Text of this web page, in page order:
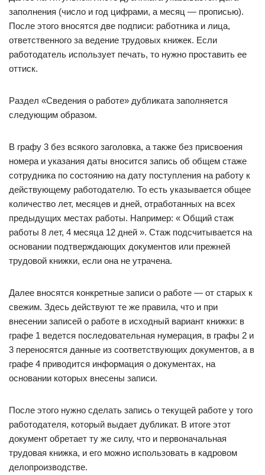
заполнения (число и год цифрами, а месяц — прописью).
После этого вносятся две подписи: работника и лица,
ответственного за ведение трудовых книжек. Если
работодатель использует печать, то нужно проставить ее
оттиск.
Раздел «Сведения о работе» дубликата заполняется
следующим образом.
В графу 3 без всякого заголовка, а также без присвоения
номера и указания даты вносится запись об общем стаже
сотрудника по состоянию на дату поступления на работу к
действующему работодателю. То есть указывается общее
количество лет, месяцев и дней, отработанных на всех
предыдущих местах работы. Например: « Общий стаж
работы 8 лет, 4 месяца 12 дней ». Стаж подсчитывается на
основании подтверждающих документов или прежней
трудовой книжки, если она не утрачена.
Далее вносятся конкретные записи о работе — от старых к
свежим. Здесь действуют те же правила, что и при
внесении записей о работе в исходный вариант книжки: в
графе 1 ведется последовательная нумерация, в графы 2 и
3 переносятся данные из соответствующих документов, а в
графе 4 приводится информация о документах, на
основании которых внесены записи.
После этого нужно сделать запись о текущей работе у того
работодателя, который выдает дубликат. В итоге этот
документ обретает ту же силу, что и первоначальная
трудовая книжка, и его можно использовать в кадровом
делопроизводстве.